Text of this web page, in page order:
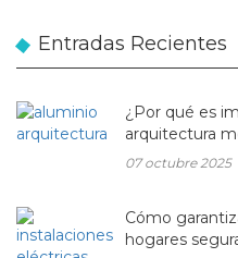
Entradas Recientes
¿Por qué es
arquitectura
07 octubre 2025
Cómo
hogares